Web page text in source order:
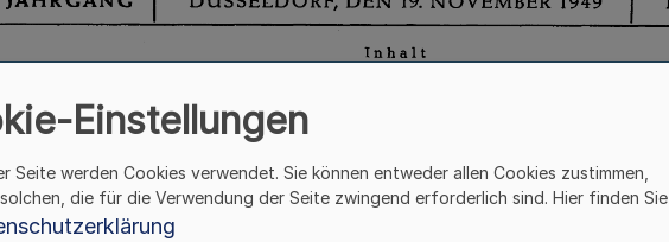
Einstellungen
Seite werden Cookies verwendet. Sie können entweder allen Cookies zustimmen,
die für die Verwendung der Seite zwingend erforderlich sind. Hier finden Sie